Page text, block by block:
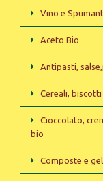
Vino e
Aceto Bio
Antipasti,
Cereali,
Cioccolato,
bio
Composte e